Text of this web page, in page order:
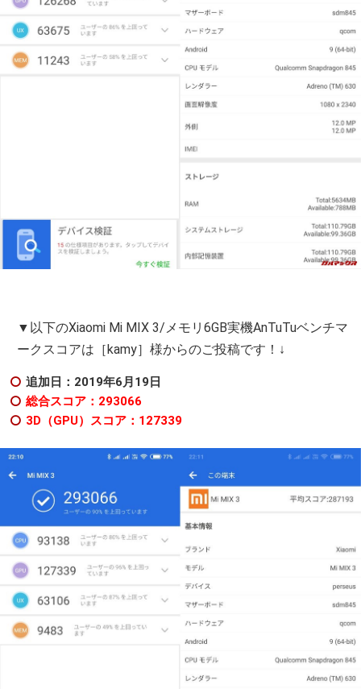
▼以下のXiaomi Mi MIX 3/メモリ6GB実機AnTuTuベンチマ
ークスコアは［kamy］様からのご投稿です！↓
追加日：2019年6月19日
総合スコア：293066
3D（GPU）スコア：127339